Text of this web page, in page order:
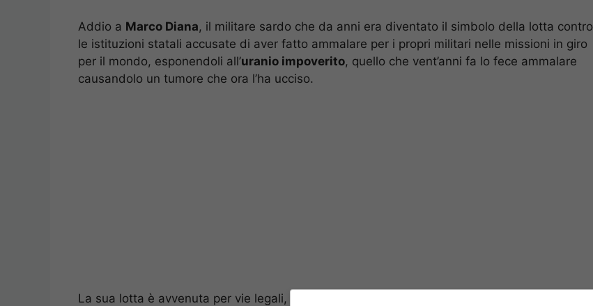
Addio a Marco Diana, il militare sardo che da anni era diventato il simbolo della lotta contro
le istituzioni statali accusate di aver fatto ammalare per i propri militari nelle missioni in giro
per il mondo, esponendoli all’uranio impoverito, quello che vent’anni fa lo fece ammalare
causandolo un tumore che ora l’ha ucciso.
La sua lotta è avvenuta per vie legali, in strada con le proteste e sul social. Ma è stata utile